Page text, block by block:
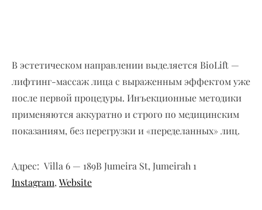
В эстетическом направлении выделяется BioLift —
лифтинг-массаж лица с выраженным эффектом уже
после первой процедуры. Инъекционные методики
применяются аккуратно и строго по медицинским
показаниям, без перегрузки и «переделанных» лиц.
Адрес: Villa 6 — 189B Jumeira St, Jumeirah 1
Instagram, Website